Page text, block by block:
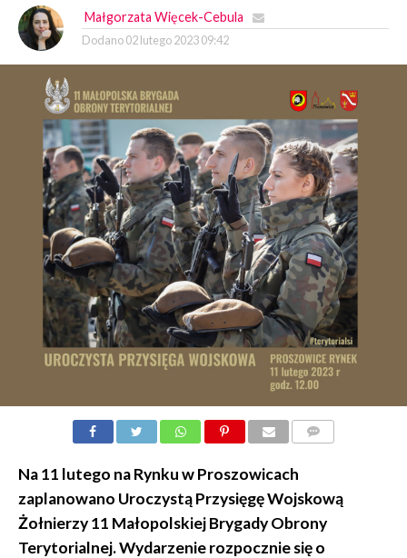
Małgorzata Więcek-Cebula
Dodano 02 lutego 2023 09:42
Na 11 lutego na Rynku w Proszowicach
zaplanowano Uroczystą Przysięgę Wojskową
Żołnierzy 11 Małopolskiej Brygady Obrony
Terytorialnej. Wydarzenie rozpocznie się o